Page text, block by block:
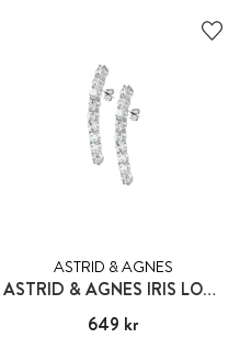
ASTRID & AGNES
ASTRID & AGNES IRIS LONG
Pris:649 kr
649 kr